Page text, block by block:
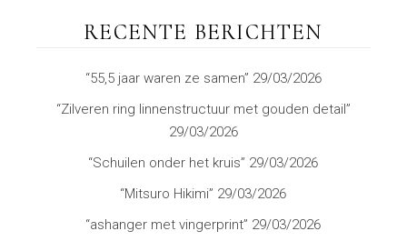
RECENTE BERICHTEN
“55,5 jaar waren ze samen” 29/03/2026
“Zilveren ring linnenstructuur met gouden detail”
29/03/2026
“Schuilen onder het kruis” 29/03/2026
“Mitsuro Hikimi” 29/03/2026
“ashanger met vingerprint” 29/03/2026